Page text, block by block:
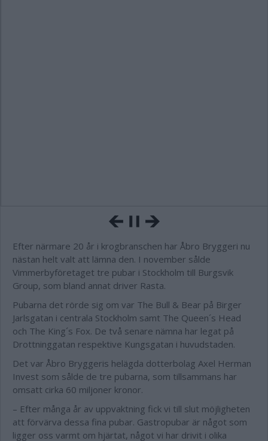
Efter närmare 20 år i krogbranschen har Åbro Bryggeri nu
nästan helt valt att lämna den. I november sålde
Vimmerbyföretaget tre pubar i Stockholm till Burgsvik
Group, som bland annat driver Rasta.
Pubarna det rörde sig om var The Bull & Bear på Birger
Jarlsgatan i centrala Stockholm samt The Queen´s Head
och The King´s Fox. De två senare nämna har legat på
Drottninggatan respektive Kungsgatan i huvudstaden.
Det var Åbro Bryggeris helägda dotterbolag Axel Herman
Invest som sålde de tre pubarna, som tillsammans har
omsatt cirka 60 miljoner kronor.
– Efter många år av uppvaktning fick vi till slut möjligheten
att förvärva dessa fina pubar. Gastropubar är något som
ligger oss varmt om hjärtat, något vi har drivit i olika